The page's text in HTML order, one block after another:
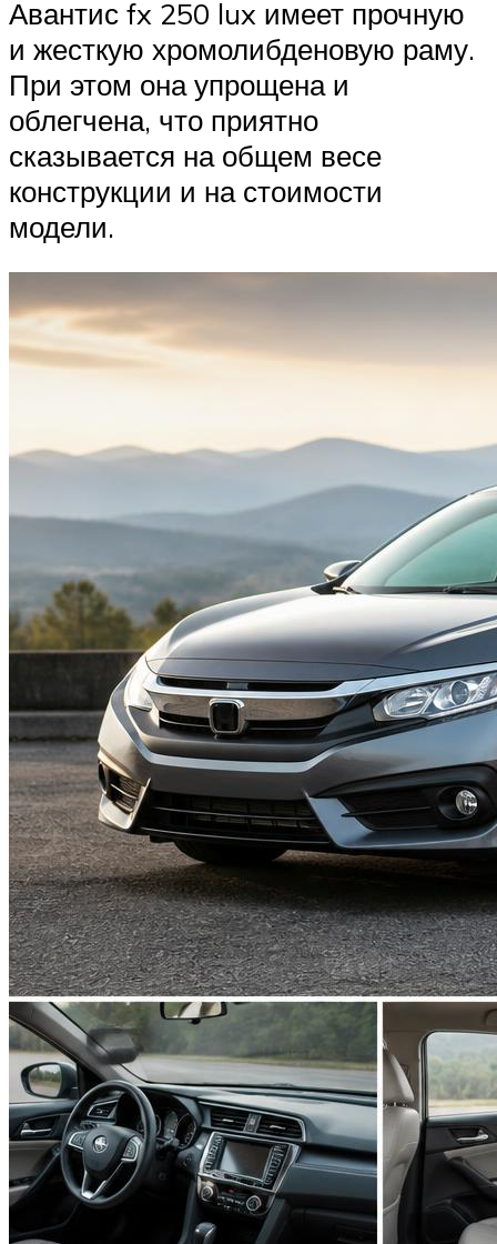
Авантис fx 250 lux имеет прочную
и жесткую хромолибденовую раму.
При этом она упрощена и
облегчена, что приятно
сказывается на общем весе
конструкции и на стоимости
модели.